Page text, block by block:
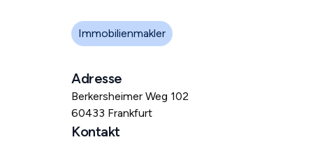
Immobilienmakler
Adresse
Berkersheimer Weg 102
60433 Frankfurt
Kontakt